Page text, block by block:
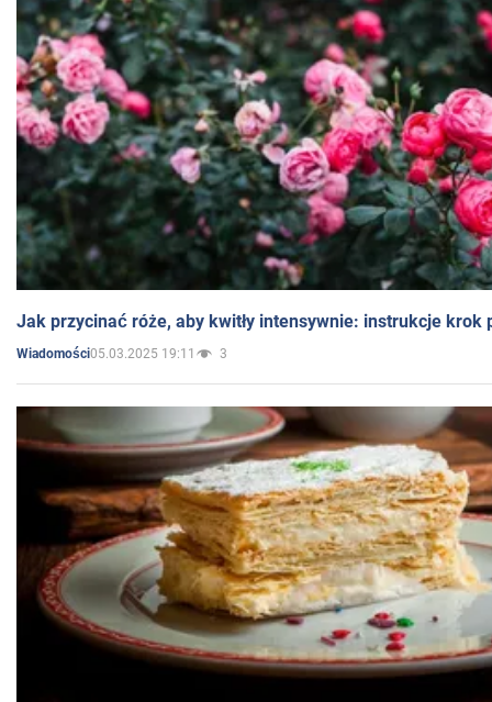
Jak przycinać róże, aby kwitły intensywnie: instrukcje krok
Wiadomości05.03.2025 19:11 3